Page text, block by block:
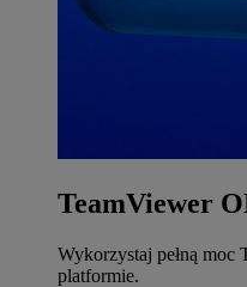
TeamViewer
Wykorzystaj pełną moc
platformie.